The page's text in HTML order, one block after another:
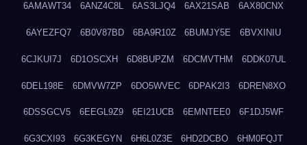
6AMAWT34 6ANZ4C8L 6AS3LJQ4 6AX21SAB 6AX80CNX
6AYEZFQ7 6B0V87BD 6BA9R10Z 6BUMJY5E 6BVXINIU
6CJKUI7J 6D1OSCXH 6D8BUPZM 6DCMVTHM 6DDK07UL
6DEL198E 6DMVW7ZP 6DO5WVEC 6DPAK2I3 6DREN8XO
6DSSGCV5 6EEGL9Z9 6EI21UCB 6EMNTEE0 6F1DJ5WF
6G3CXI93 6G3KEGYN 6H6L0Z3E 6HD2DCBO 6HM0FQJT